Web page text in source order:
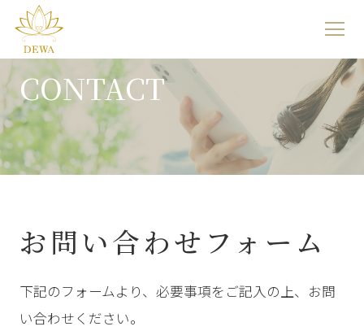
CONTACT
お問い合わせフォーム
下記のフォームより、必要事項をご記入の上、お問
い合わせください。
サ
イ
ト
メ
ニ
ュ
く